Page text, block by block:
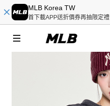
MLB Korea TW
首下載APP送折價券再抽限定禮